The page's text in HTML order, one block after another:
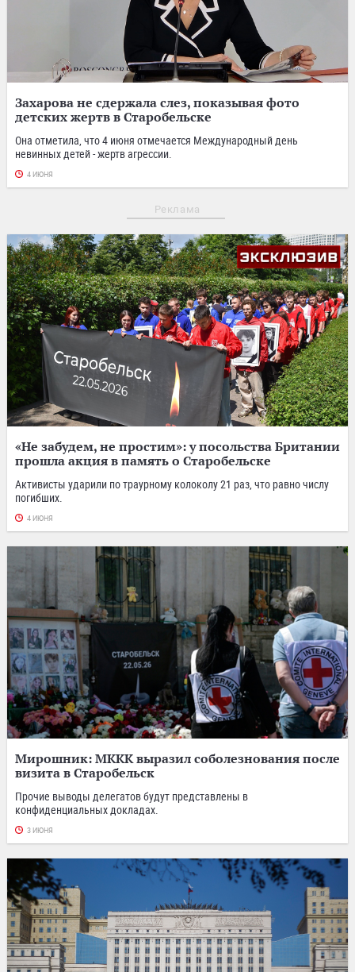
Захарова не сдержала слез, показывая фото
детских жертв в Старобельске
Она отметила, что 4 июня отмечается Международный день
невинных детей - жертв агрессии.
4 ИЮНЯ
Реклама
«Не забудем, не простим»: у посольства Британии
прошла акция в память о Старобельске
Активисты ударили по траурному колоколу 21 раз, что равно числу
погибших.
4 ИЮНЯ
Мирошник: МККК выразил соболезнования после
визита в Старобельск
Прочие выводы делегатов будут представлены в
конфиденциальных докладах.
3 ИЮНЯ